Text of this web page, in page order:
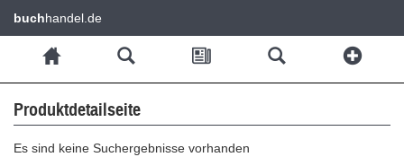
buchhandel.de
Produktdetailseite
Es sind keine Suchergebnisse vorhanden